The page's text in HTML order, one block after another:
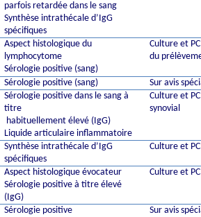
parfois retardée dans le sang
Synthèse intrathécale d’IgG
spécifiques
Aspect histologique du
lymphocytome
Sérologie positive (sang)
Culture et
du
Sérologie positive (sang)
Sur avis
Sérologie positive dans le sang à
titre
habituellement élevé (IgG)
Liquide articulaire inflammatoire
Culture et
synovial
Synthèse intrathécale d’IgG
spécifiques
Culture et
Aspect histologique évocateur
Sérologie positive à titre élevé
(IgG)
Culture et
Sérologie positive
Sur avis